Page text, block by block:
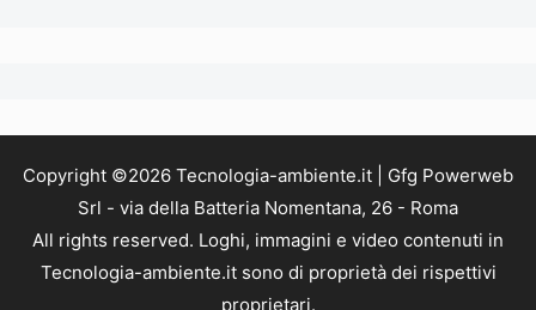
Copyright ©2026 Tecnologia-ambiente.it | Gfg Powerweb
Srl - via della Batteria Nomentana, 26 - Roma
All rights reserved. Loghi, immagini e video contenuti in
Tecnologia-ambiente.it sono di proprietà dei rispettivi
proprietari.